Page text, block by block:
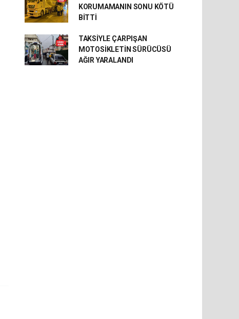
KORUMAMANIN SONU KÖTÜ
BİTTİ
TAKSİYLE ÇARPIŞAN
MOTOSİKLETİN SÜRÜCÜSÜ
AĞIR YARALANDI